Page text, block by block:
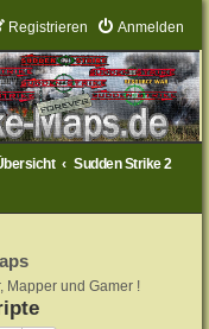
Anmelden
Registrieren
Sudden Strike 2
Mapper und Gamer !